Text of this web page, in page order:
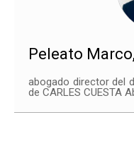
Peleato
abogado director del
de CARLES CUESTA